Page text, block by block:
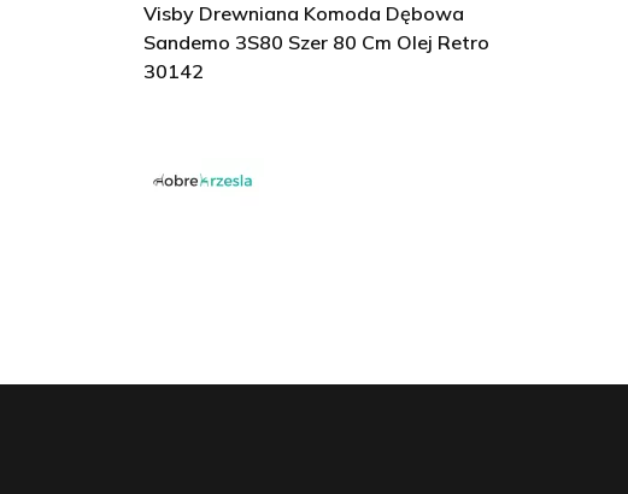
Visby Drewniana Komoda Dębowa
Sandemo 3S80 Szer 80 Cm Olej Retro
30142